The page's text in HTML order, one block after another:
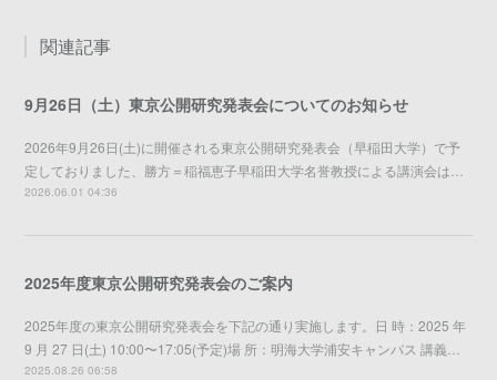
関連記事
9月26日（土）東京公開研究発表会についてのお知らせ
2026年9月26日(土)に開催される東京公開研究発表会（早稲田大学）で予
定しておりました、勝方＝稲福恵子早稲田大学名誉教授による講演会は…
2026.06.01 04:36
2025年度東京公開研究発表会のご案内
2025年度の東京公開研究発表会を下記の通り実施します。日 時：2025 年
9 月 27 日(土) 10:00〜17:05(予定)場 所：明海大学浦安キャンパス 講義…
2025.08.26 06:58